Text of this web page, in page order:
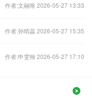
作者:文融唯 2026-05-27 13:33
作者:孙晴蕊 2026-05-27 15:35
作者:申雯翰 2026-05-27 17:10